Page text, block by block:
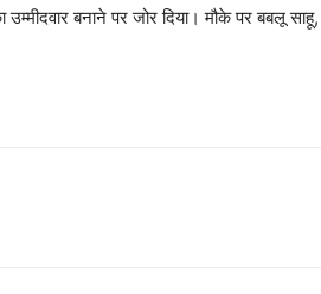
बनाने पर जोर दिया। मौके पर बबलू साहू,